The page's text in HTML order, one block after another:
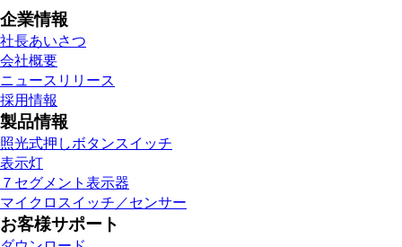
企業情報
社長あいさつ
会社概要
ニュースリリース
採用情報
製品情報
照光式押しボタンスイッチ
表示灯
７セグメント表示器
マイクロスイッチ／センサー
お客様サポート